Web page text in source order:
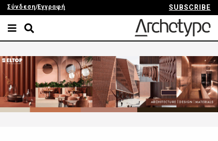
Σύνδεση/Εγγραφή SUBSCRIBE